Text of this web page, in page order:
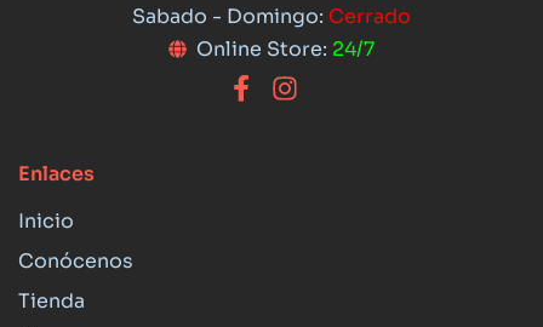
Sabado - Domingo: Cerrado
Online Store: 24/7
Enlaces
Inicio
Conócenos
Tienda